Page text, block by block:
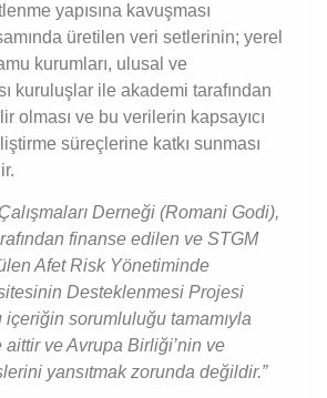
yapısına kavuşması
üretilen veri setlerinin; yerel
kurumları, ulusal ve
kuruluşlar ile akademi tarafından
olması ve bu verilerin kapsayıcı
süreçlerine katkı sunması
Derneği (Romani Godi),
finanse edilen ve STGM
Afet Risk Yönetiminde
Desteklenmesi Projesi
içeriğin sorumluluğu tamamıyla
aittir ve Avrupa Birliği’nin ve
yansıtmak zorunda değildir.”